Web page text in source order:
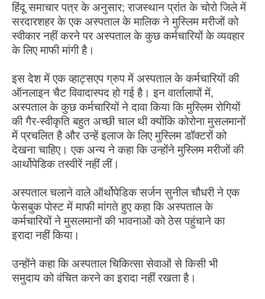
हिंदू समाचार पत्र के अनुसार; राजस्थान प्रांत के चोरो जिले में
सरदारशहर के एक अस्पताल के मालिक ने मुस्लिम मरीजों को
स्वीकार नहीं करने पर अस्पताल के कुछ कर्मचारियों के व्यवहार
के लिए माफी मांगी है।
इस देश में एक व्हाट्सएप ग्रुप में अस्पताल के कर्मचारियों की
ऑनलाइन चैट विवादास्पद हो गई है। इन वार्तालापों में,
अस्पताल के कुछ कर्मचारियों ने दावा किया कि मुस्लिम रोगियों
की गैर-स्वीकृति बहुत अच्छी चाल थी क्योंकि कोरोना मुसलमानों
में प्रचलित है और उन्हें इलाज के लिए मुस्लिम डॉक्टरों को
देखना चाहिए। एक अन्य ने कहा कि उन्होंने मुस्लिम मरीजों की
आर्थोपेडिक तस्वीरें नहीं लीं।
अस्पताल चलाने वाले ऑर्थोपेडिक सर्जन सुनील चौधरी ने एक
फेसबुक पोस्ट में माफी मांगते हुए कहा कि अस्पताल के
कर्मचारियों ने मुसलमानों की भावनाओं को ठेस पहुंचाने का
इरादा नहीं किया।
उन्होंने कहा कि अस्पताल चिकित्सा सेवाओं से किसी भी
समुदाय को वंचित करने का इरादा नहीं रखता है।